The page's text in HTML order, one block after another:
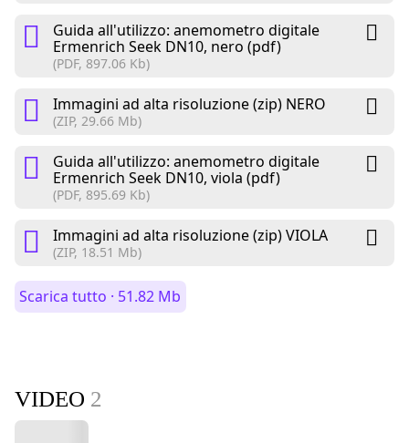
Guida all'utilizzo: anemometro digitale
Ermenrich Seek DN10, nero (pdf)
(PDF, 897.06 Kb)
Immagini ad alta risoluzione (zip) NERO
(ZIP, 29.66 Mb)
Guida all'utilizzo: anemometro digitale
Ermenrich Seek DN10, viola (pdf)
(PDF, 895.69 Kb)
Immagini ad alta risoluzione (zip) VIOLA
(ZIP, 18.51 Mb)
Scarica tutto · 51.82 Mb
VIDEO 2